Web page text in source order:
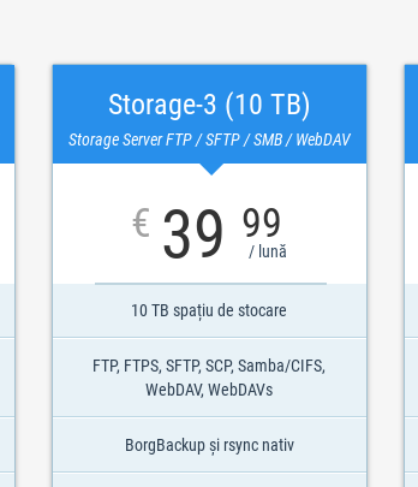
Storage-3 (10 TB)
Storage Server FTP / SFTP / SMB / WebDAV
€ 39 99
/ lună
10 TB spațiu de stocare
FTP, FTPS, SFTP, SCP, Samba/CIFS,
WebDAV, WebDAVs
BorgBackup și rsync nativ